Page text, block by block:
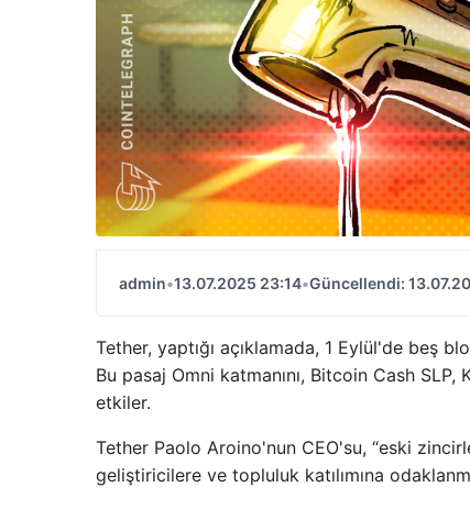
admin•13.07.2025 23:14•Güncellendi:
Tether, yaptığı açıklamada, 1 Eylül'de beş
Bu pasaj Omni katmanını, Bitcoin Cash
etkiler.
Tether Paolo Aroino'nun CEO'su, “eski
geliştiricilere ve topluluk katılımına